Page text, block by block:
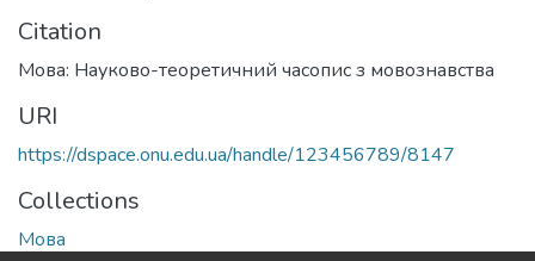
Citation
Мова: Науково-теоретичний часопис з мовознавства
URI
https://dspace.onu.edu.ua/handle/123456789/8147
Collections
Мова